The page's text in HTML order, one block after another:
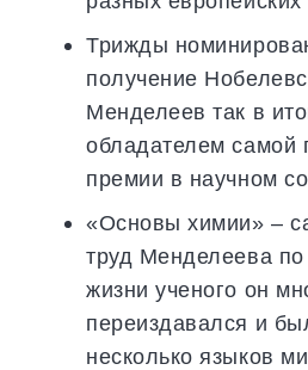
Трижды
получение
Менделеев так в
обладателем самой
премии в научном
«Основы химии» –
труд Менделеева
жизни ученого он
переиздавался и
несколько языков